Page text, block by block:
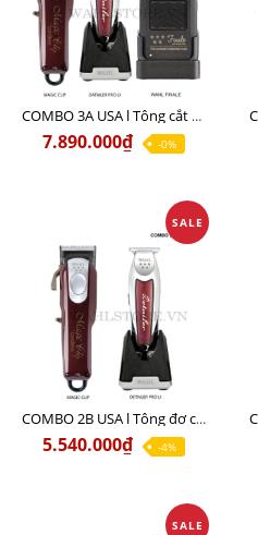
COMBO 3A USA l Tông cắt MAGIC + Tông viền DETAILER PRO LI + Cạo khô FINALE
7.890.000₫ -0%
SALE
COMBO 2B USA l Tông đơ cắt Magic clip Red + Tông đơ viền Detailer Pro Li
5.540.000₫ -4%
SALE